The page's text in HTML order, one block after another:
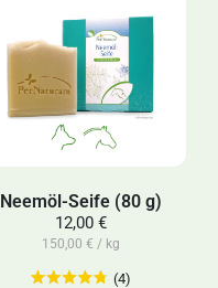
Neemöl-Seife (80 g)
12,00 €
150,00 € / kg
(4)